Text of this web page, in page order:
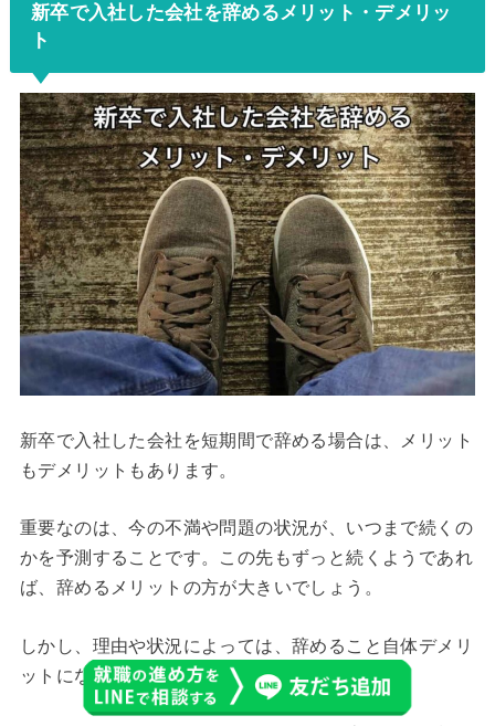
新卒で入社した会社を辞めるメリット・デメリッ
ト
新卒で入社した会社を短期間で辞める場合は、メリット
もデメリットもあります。
重要なのは、今の不満や問題の状況が、いつまで続くの
かを予測することです。この先もずっと続くようであれ
ば、辞めるメリットの方が大きいでしょう。
しかし、理由や状況によっては、辞めること自体デメリ
ットになる場合もあります。